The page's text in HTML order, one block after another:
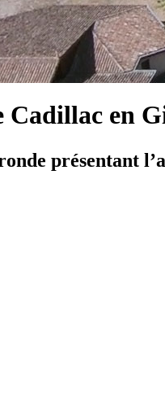
Cadillac en
présentant